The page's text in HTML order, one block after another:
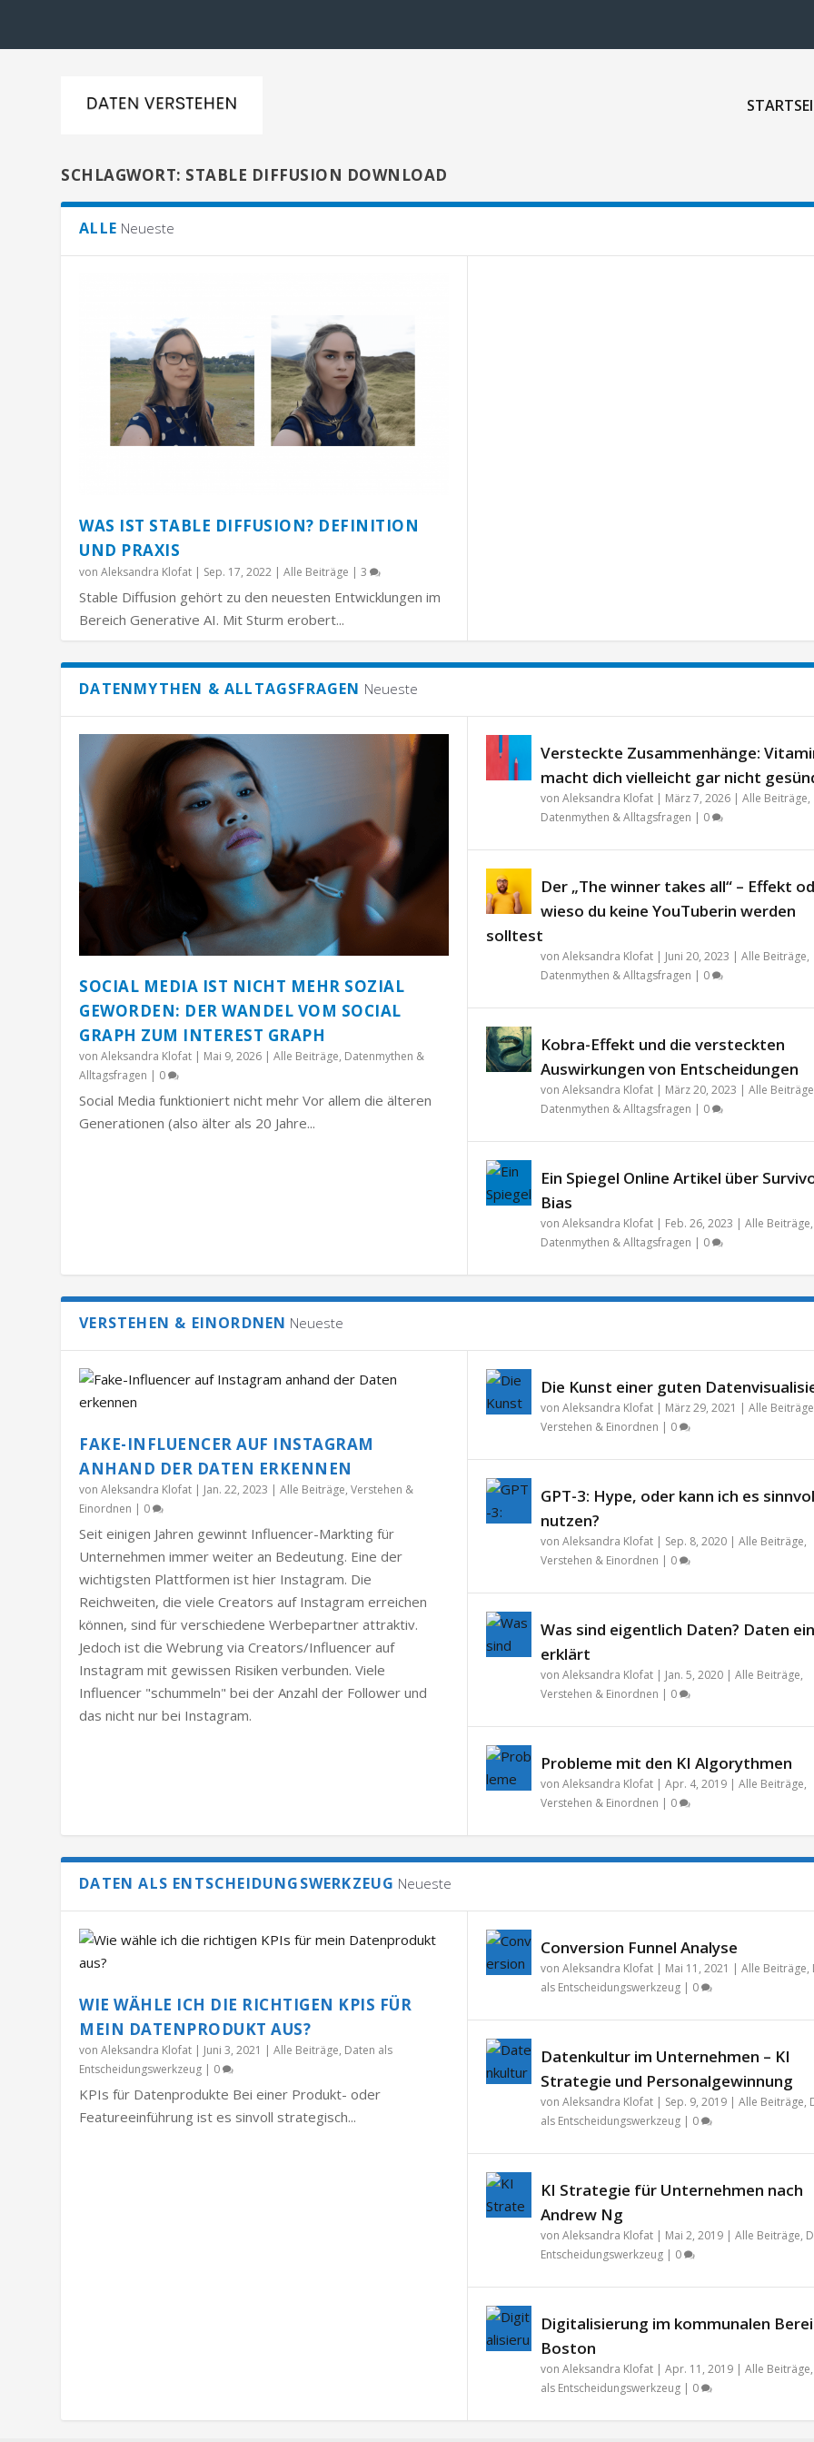
SCHLAGWORT: STABLE DIFFUSION DOWNLOAD
ALLE Neueste
WAS IST STABLE DIFFUSION? DEFINITION
UND PRAXIS
vonAleksandra Klofat | Sep. 17, 2022 |Alle Beiträge |3
Stable Diffusion gehört zu den neuesten Entwicklungen im
Bereich Generative AI. Mit Sturm erobert...
DATENMYTHEN & ALLTAGSFRAGEN Neueste
SOCIAL MEDIA IST NICHT MEHR SOZIAL
GEWORDEN: DER WANDEL VOM SOCIAL
GRAPH ZUM INTEREST GRAPH
vonAleksandra Klofat | Mai 9, 2026 |Alle Beiträge, Datenmythen &
Alltagsfragen | 0
Social Media funktioniert nicht mehr Vor allem die älteren
Generationen (also älter als 20 Jahre...
Versteckte Zusammenhänge:
macht dich vielleicht gar nicht
von Aleksandra Klofat| März 7, 2026| Alle Beiträge,
Datenmythen & Alltagsfragen | 0
Der „The winner takes all“ – Effekt
wieso du keine YouTuberin werden
solltest
von Aleksandra Klofat| Juni 20, 2023 | Alle Beiträge,
Datenmythen & Alltagsfragen | 0
Kobra-Effekt und die versteckten
Auswirkungen von Entscheidungen
von Aleksandra Klofat| März 20, 2023 | Alle Beiträge
Datenmythen & Alltagsfragen | 0
Ein Spiegel Online Artikel über
Bias
von Aleksandra Klofat| Feb. 26, 2023 | Alle Beiträge,
Datenmythen & Alltagsfragen | 0
VERSTEHEN & EINORDNEN Neueste
FAKE-INFLUENCER AUF INSTAGRAM
ANHAND DER DATEN ERKENNEN
vonAleksandra Klofat | Jan. 22, 2023 |Alle Beiträge,Verstehen &
Einordnen | 0
Seit einigen Jahren gewinnt Influencer-Markting für
Unternehmen immer weiter an Bedeutung. Eine der
wichtigsten Plattformen ist hier Instagram. Die
Reichweiten, die viele Creators auf Instagram erreichen
können, sind für verschiedene Werbepartner attraktiv.
Jedoch ist die Webrung via Creators/Influencer auf
Instagram mit gewissen Risiken verbunden. Viele
Influencer "schummeln" bei der Anzahl der Follower und
das nicht nur bei Instagram.
Die Kunst einer guten
von Aleksandra Klofat| März 29, 2021 | Alle Beiträge
Verstehen & Einordnen | 0
GPT-3: Hype, oder kann ich es
nutzen?
von Aleksandra Klofat| Sep. 8, 2020| Alle Beiträge,
Verstehen & Einordnen | 0
Was sind eigentlich Daten? Daten
erklärt
von Aleksandra Klofat| Jan. 5, 2020| Alle Beiträge,
Verstehen & Einordnen | 0
Probleme mit den KI Algorythmen
von Aleksandra Klofat| Apr. 4, 2019| Alle Beiträge,
Verstehen & Einordnen | 0
DATEN ALS ENTSCHEIDUNGSWERKZEUG Neueste
WIE WÄHLE ICH DIE RICHTIGEN KPIS FÜR
MEIN DATENPRODUKT AUS?
vonAleksandra Klofat | Juni 3, 2021 |Alle Beiträge, Daten als
Entscheidungswerkzeug | 0
KPIs für Datenprodukte Bei einer Produkt- oder
Featureeinführung ist es sinvoll strategisch...
Conversion Funnel Analyse
von Aleksandra Klofat| Mai 11, 2021 | Alle Beiträge,
als Entscheidungswerkzeug| 0
Datenkultur im Unternehmen – KI
Strategie und Personalgewinnung
von Aleksandra Klofat| Sep. 9, 2019| Alle Beiträge,
als Entscheidungswerkzeug| 0
KI Strategie für Unternehmen nach
Andrew Ng
von Aleksandra Klofat| Mai 2, 2019| Alle Beiträge,
Entscheidungswerkzeug| 0
Digitalisierung im kommunalen
Boston
von Aleksandra Klofat| Apr. 11, 2019| Alle Beiträge,
als Entscheidungswerkzeug| 0